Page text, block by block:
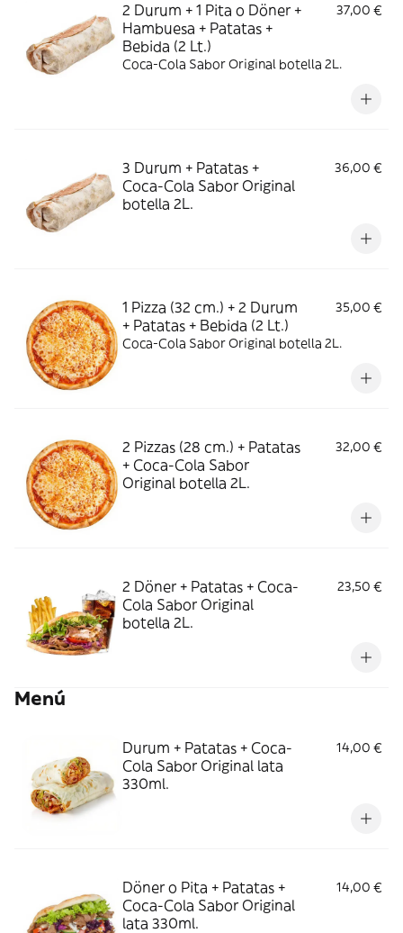
2 Durum + 1 Pita o Döner +
Hambuesa + Patatas +
Bebida (2 Lt.)
37,00 €
Coca-Cola Sabor Original botella 2L.
3 Durum + Patatas +
Coca-Cola Sabor Original
botella 2L.
36,00 €
1 Pizza (32 cm.) + 2 Durum
+ Patatas + Bebida (2 Lt.)
35,00 €
Coca-Cola Sabor Original botella 2L.
2 Pizzas (28 cm.) + Patatas
+ Coca-Cola Sabor
Original botella 2L.
32,00 €
2 Döner + Patatas + Coca-
Cola Sabor Original
botella 2L.
23,50 €
Menú
Durum + Patatas + Coca-
Cola Sabor Original lata
330ml.
14,00 €
Döner o Pita + Patatas +
Coca-Cola Sabor Original
lata 330ml.
14,00 €